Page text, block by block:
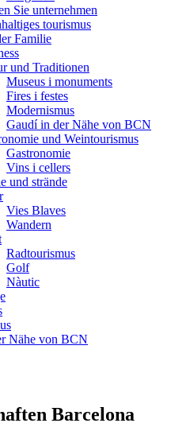
Sie unternehmen
tourismus
Familie
und Traditionen
Museus i monuments
Fires i festes
Modernismus
Gaudí in der Nähe von BCN
und Weintourismus
Gastronomie
Vins i cellers
und strände
Vies Blaves
Wandern
Radtourismus
Golf
Nàutic
Nähe von BCN
Barcelona